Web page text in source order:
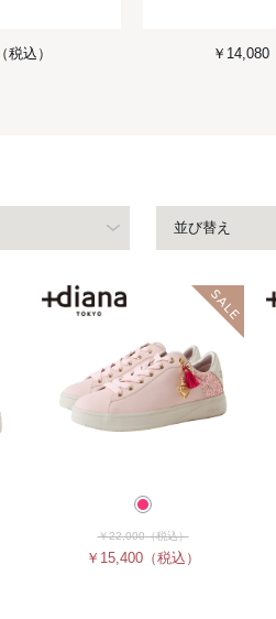
（税込） ￥14,080
並び替え
￥22,000（税込）
￥15,400 （税込）